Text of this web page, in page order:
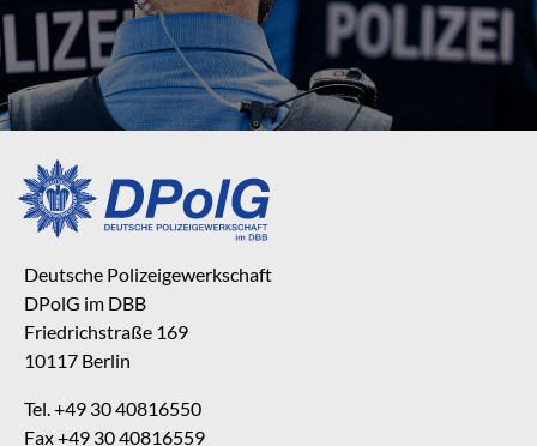
Deutsche Polizeigewerkschaft
DPolG im DBB
Friedrichstraße 169
10117 Berlin
Tel. +49 30 40816550
Fax +49 30 40816559